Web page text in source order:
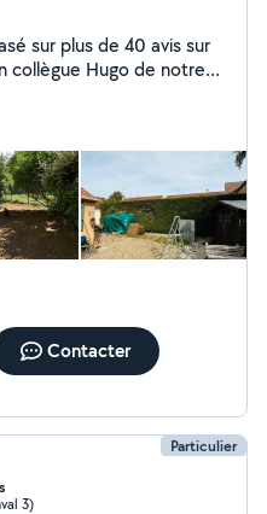
collègue Hugo de notre
me rends disponible
et évacuation. Au
plaisir de parler de votre projet. :) Valentin et Hugo
Contacter
Particulier
3)